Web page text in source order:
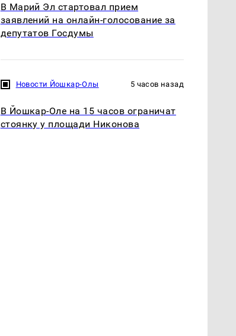
В Марий Эл стартовал прием
заявлений на онлайн-голосование за
депутатов Госдумы
Новости Йошкар-Олы 5 часов назад
В Йошкар-Оле на 15 часов ограничат
стоянку у площади Никонова